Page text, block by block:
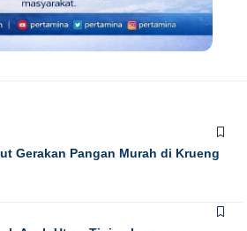
Gerakan Pangan Murah di Krueng